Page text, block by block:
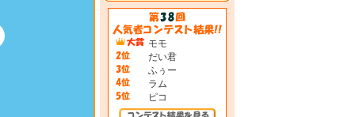
モモ
だい君
ふぅー
ラム
ピコ